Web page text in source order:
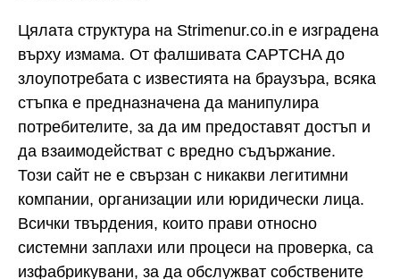
Цялата структура на Strimenur.co.in е изградена
върху измама. От фалшивата CAPTCHA до
злоупотребата с известията на браузъра, всяка
стъпка е предназначена да манипулира
потребителите, за да им предоставят достъп и
да взаимодействат с вредно съдържание.
Този сайт не е свързан с никакви легитимни
компании, организации или юридически лица.
Всички твърдения, които прави относно
системни заплахи или процеси на проверка, са
изфабрикувани, за да обслужват собствените